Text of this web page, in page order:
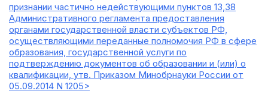
признании частично недействующими пунктов 13,38
Административного регламента предоставления
органами государственной власти субъектов РФ,
осуществляющими переданные полномочия РФ в сфере
образования, государственной услуги по
подтверждению документов об образовании и (или) о
квалификации, утв. Приказом Минобрнауки России от
05.09.2014 N 1205>